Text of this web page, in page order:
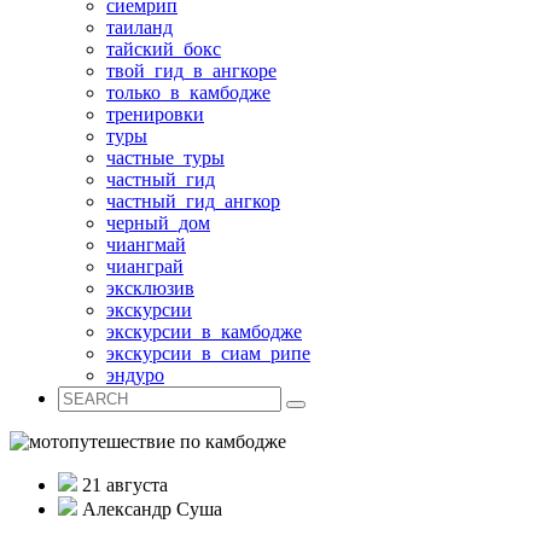
сиемрип
таиланд
тайский_бокс
твой_гид_в_ангкоре
только_в_камбодже
тренировки
туры
частные_туры
частный_гид
частный_гид_ангкор
черный_дом
чиангмай
чианграй
эксклюзив
экскурсии
экскурсии_в_камбодже
экскурсии_в_сиам_рипе
эндуро
21 августа
Александр Суша